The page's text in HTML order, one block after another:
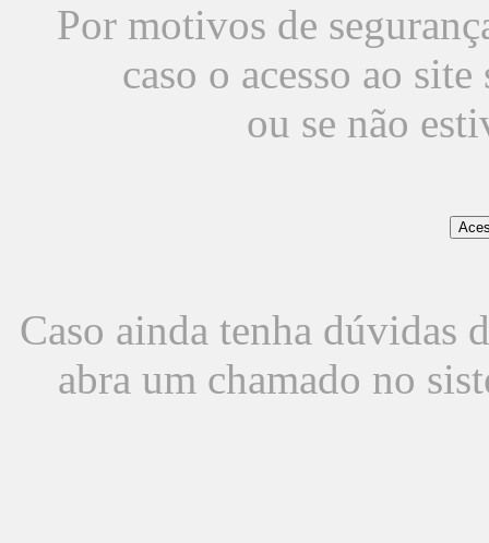
Por motivos de
caso o acesso ao
ou se não
Caso ainda tenha dúvidas
abra um chamado no